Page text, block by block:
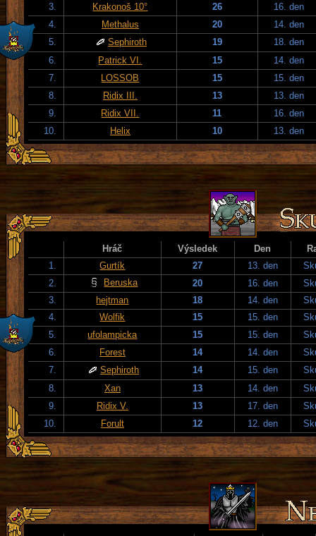
3.
Krakonoš 10° 26
16. den
4.
Methalus 20
14. den
5.
Sephiroth 19
18. den
6.
Patrick VI. 15
14. den
7.
LOSSOB 15
15. den
8.
Ridix III. 13
13. den
9.
Ridix VII. 11
16. den
10.
Helix 10 13. den
Hráč Výsledek Den
1.
Gurtík 27 13. den
2.
Beruska 20 16. den
3.
hejtman 18 14. den
4.
Wolfik 15 15. den
5.
ufolampicka 15 15. den
6.
Forest 14 14. den
7.
Sephiroth 14 15. den
8.
Xan 13 14. den
9.
Ridix V. 13 17. den
10.
Forult 12 12. den